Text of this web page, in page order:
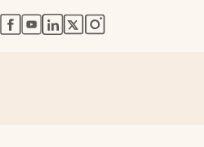
abre en nueva pestaña
abre en nueva pestaña
abre en nueva pestaña
abre en nueva pestaña
abre en nueva